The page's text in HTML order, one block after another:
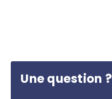
Une question ?